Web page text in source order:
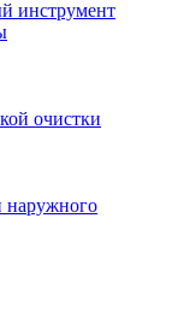
инструмент
очистки
наружного